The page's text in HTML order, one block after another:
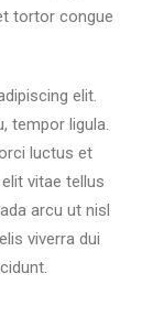
tortor congue
elit.
tempor ligula.
luctus et
vitae tellus
arcu ut nisl
viverra dui